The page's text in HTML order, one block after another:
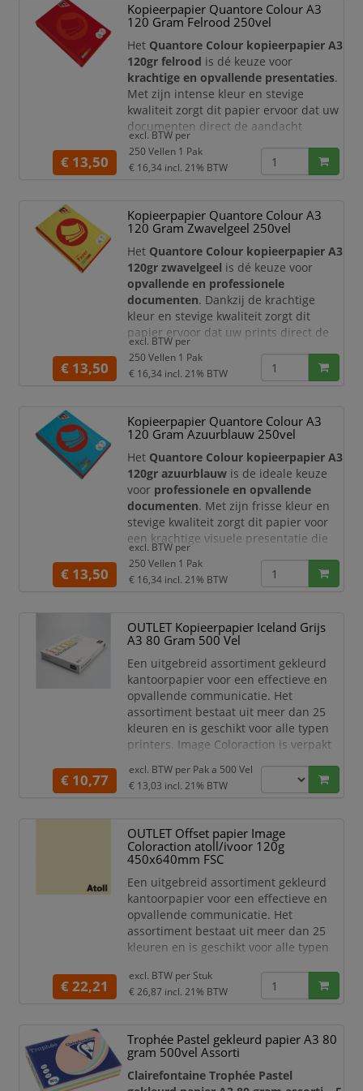
gebruik. Hetegale kanariegele
oppervlak zorgt voor briljante en
contrastrijk
Kopieerpapier Quantore Colour A3
120 Gram Felrood 250vel
Het Quantore Colour kopieerpapier A3
120gr felrood is dé keuze voor
krachtige en opvallende presentaties.
Met zijn intense kleur en stevige
kwaliteit zorgt dit papier ervoor dat uw
documenten direct de aandacht
trekken en professioneel overkomen.
Dankzij het hogere grammage van
120
oppervlakgarandeert scherpe en
levendige afdrukken, waardoor het
perfect is voor toepassi
€ 13,50
excl. BTW per
250 Vellen 1 Pak
€ 16,34 incl. 21% BTW
Kopieerpapier Quantore Colour A3
120 Gram Zwavelgeel 250vel
Het Quantore Colour kopieerpapier A3
120gr zwavelgeel is dé keuze voor
opvallende en professionele
documenten. Dankzij de krachtige
kleur en stevige kwaliteit zorgt dit
papier ervoor dat uw prints direct de
aandacht trekken en een sterke visuele
impact maken.
uitstraling. Hetegale zwavelgele
oppervlak garandeert scherpe en
levendige afdrukken, ideaal voor
toepassingen waarbij
€ 13,50
excl. BTW per
250 Vellen 1 Pak
€ 16,34 incl. 21% BTW
Kopieerpapier Quantore Colour A3
120 Gram Azuurblauw 250vel
Het Quantore Colour kopieerpapier A3
120gr azuurblauw is de ideale keuze
voor professionele en opvallende
documenten. Met zijn frisse kleur en
stevige kwaliteit zorgt dit papier voor
een krachtige visuele presentatie die
direct de aandacht trekt.
Met een grammage van
120 g/m²
biedt
oppervlakgarandeert scherpe,
levendige afdrukken en maakt het
papier perfect voor toepassingen w
€ 13,50
excl. BTW per
250 Vellen 1 Pak
€ 16,34 incl. 21% BTW
OUTLET Kopieerpapier Iceland Grijs
A3 80 Gram 500 Vel
Een uitgebreid assortiment gekleurd
kantoorpapier voor een effectieve en
opvallende communicatie. Het
assortiment bestaat uit meer dan 25
kleuren en is geschikt voor alle typen
printers. Image Coloraction is verpakt
kleur direct zichtbaar is. Het papier is
ideaal voor alle kleurrijke
ingezet worden voor het archiveren
van documenten of het coderen op
kleur.
Laser- en in
€ 10,77
excl. BTW per Pak a 500 Vel
€ 13,03 incl. 21% BTW
OUTLET Offset papier Image
Coloraction atoll/ivoor 120g
450x640mm FSC
Een uitgebreid assortiment gekleurd
kantoorpapier voor een effectieve en
opvallende communicatie. Het
assortiment bestaat uit meer dan 25
kleuren en is geschikt voor alle typen
in een transparante wikkel zodat de
kleur direct zichtbaar is. Het papier is
ingezet worden voor het archiveren
van documenten of het coderen op
kleur.
€ 22,21
excl. BTW per Stuk
€ 26,87 incl. 21% BTW
Trophée Pastel gekleurd papier A3 80
gram 500vel Assorti
Clairefontaine Trophée Pastel